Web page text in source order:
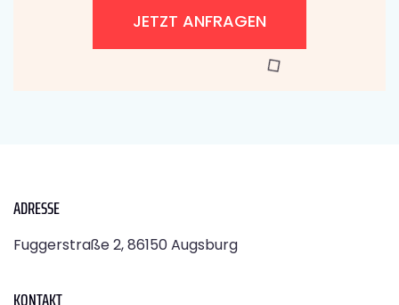
JETZT ANFRAGEN
ADRESSE
Fuggerstraße 2, 86150 Augsburg